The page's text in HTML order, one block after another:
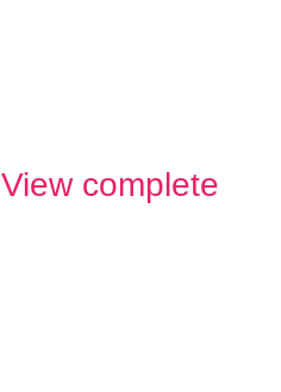
View complete